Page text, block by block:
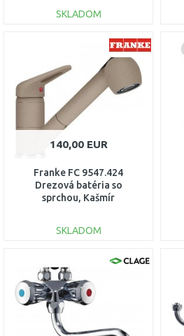
SKLADOM
DO KOŠÍKA
Porovnať
140,00 EUR
Franke FC 9547.424
Drezová batéria so
sprchou, Kašmír
SKLADOM
DO KOŠÍKA
Porovnať